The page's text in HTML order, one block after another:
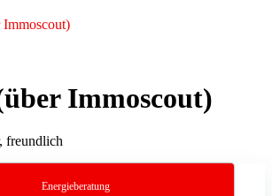
Immoscout)
freundlich
Energieberatung